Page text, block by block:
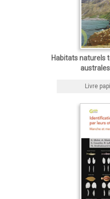
Habitats naturels
Livre